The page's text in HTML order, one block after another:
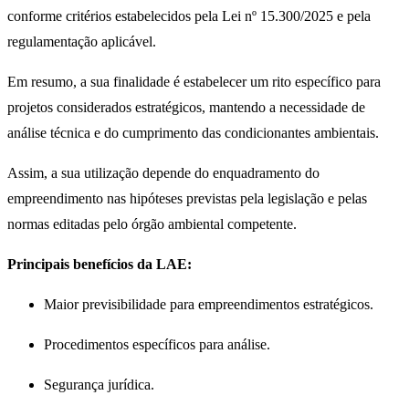
conforme critérios estabelecidos pela Lei nº 15.300/2025 e pela
regulamentação aplicável.
Em resumo, a sua finalidade é estabelecer um rito específico para
projetos considerados estratégicos, mantendo a necessidade de
análise técnica e do cumprimento das condicionantes ambientais.
Assim, a sua utilização depende do enquadramento do
empreendimento nas hipóteses previstas pela legislação e pelas
normas editadas pelo órgão ambiental competente.
Principais benefícios da LAE:
Maior previsibilidade para empreendimentos estratégicos.
Procedimentos específicos para análise.
Segurança jurídica.